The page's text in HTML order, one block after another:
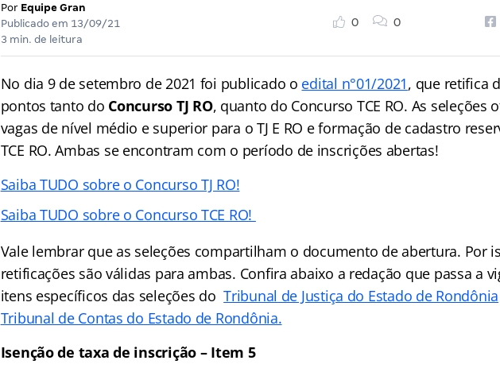
Por Equipe Gran
Publicado em 13/09/21
3 min. de leitura
0 0
No dia 9 de setembro de 2021 foi publicado o edital n°01/2021, que retifica
pontos tanto do Concurso TJ RO, quanto do Concurso TCE RO. As seleções
vagas de nível médio e superior para o TJ E RO e formação de cadastro
TCE RO. Ambas se encontram com o período de inscrições abertas!
Saiba TUDO sobre o Concurso TJ RO!
Saiba TUDO sobre o Concurso TCE RO!
Vale lembrar que as seleções compartilham o documento de abertura. Por
retificações são válidas para ambas. Confira abaixo a redação que passa a
itens específicos das seleções doTribunal de Justiça do Estado de Rondônia
Tribunal de Contas do Estado de Rondônia.
Isenção de taxa de inscrição – Item 5